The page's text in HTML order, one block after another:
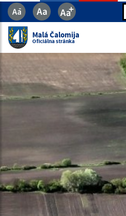
Malá Čalomija
Oficiálna stránka